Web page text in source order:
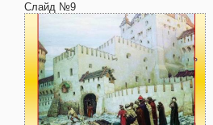
Слайд №9